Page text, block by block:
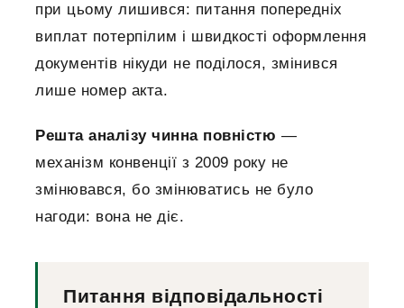
при цьому лишився: питання попередніх
виплат потерпілим і швидкості оформлення
документів нікуди не поділося, змінився
лише номер акта.
Решта аналізу чинна повністю —
механізм конвенції з 2009 року не
змінювався, бо змінюватись не було
нагоди: вона не діє.
Питання відповідальності